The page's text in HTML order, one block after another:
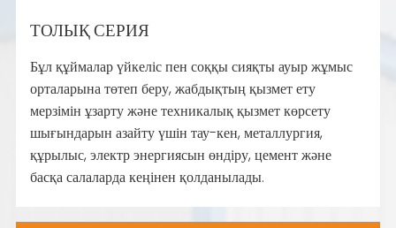
ТОЛЫҚ СЕРИЯ
Бұл құймалар үйкеліс пен соққы сияқты ауыр жұмыс
орталарына төтеп беру, жабдықтың қызмет ету
мерзімін ұзарту және техникалық қызмет көрсету
шығындарын азайту үшін тау-кен, металлургия,
құрылыс, электр энергиясын өндіру, цемент және
басқа салаларда кеңінен қолданылады.